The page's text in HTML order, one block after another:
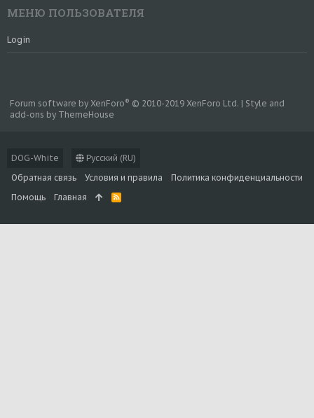
МЕНЮ ПОЛЬЗОВАТЕЛЯ
Login
DOG-White
Русский (RU)
Обратная связь
Условия и правила
Политика конфиденциальности
Помощь
Главная
R
S
Forum software by XenForo® © 2010-2019 XenForo Ltd. | Style and
add-ons by ThemeHouse